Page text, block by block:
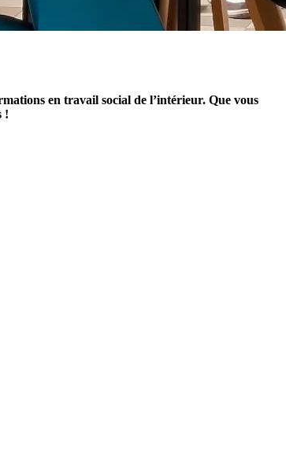
en travail social de l’intérieur. Que vous
!